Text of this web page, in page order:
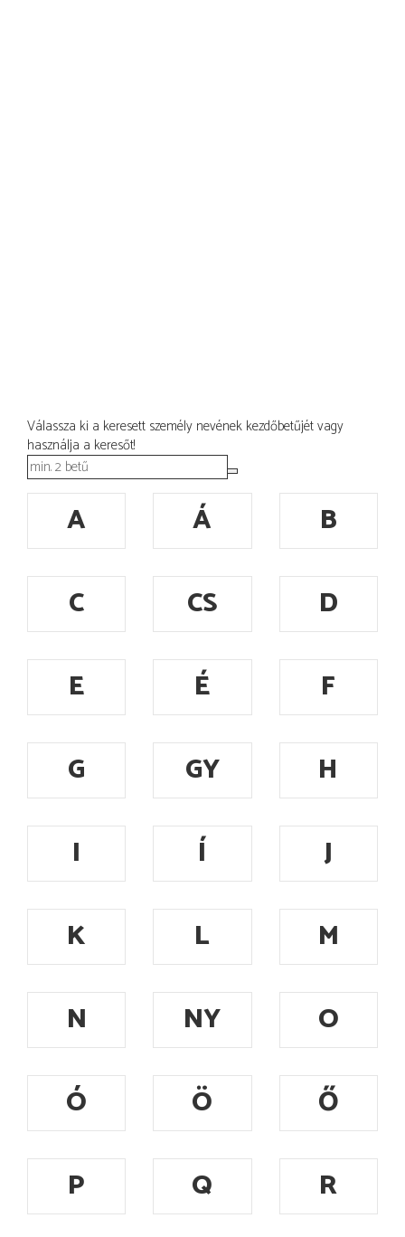
Válassza ki a keresett személy nevének kezdőbetűjét vagy
használja a keresőt!
A Á
B
C
CS
D
E
É
F
G
GY
H
I
Í
J
K
L
M
N
NY
O
Ó
Ö
Ő
P
Q
R